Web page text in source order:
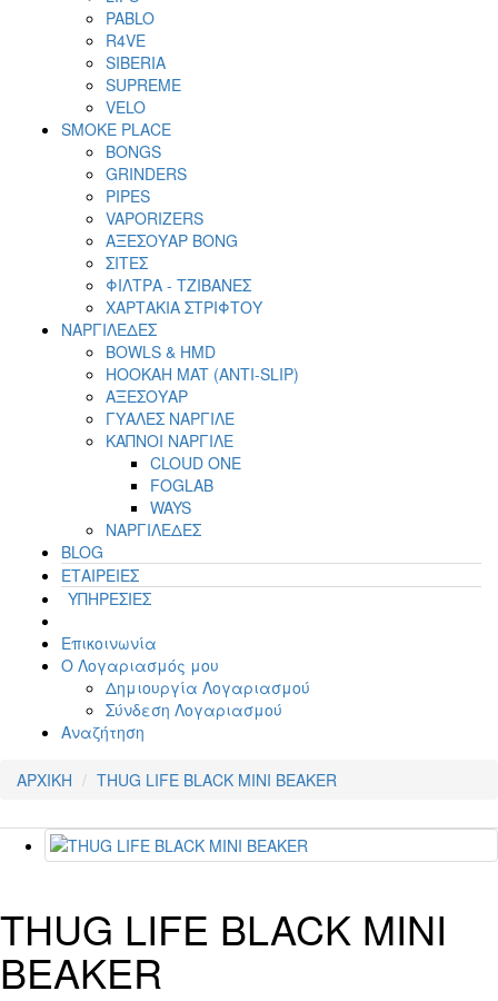
PABLO
R4VE
SIBERIA
SUPREME
VELO
SMOKE PLACE
BONGS
GRINDERS
PIPES
VAPORIZERS
ΑΞΕΣΟΥΑΡ BONG
ΣΙΤΕΣ
ΦΙΛΤΡΑ - ΤΖΙΒΑΝΕΣ
ΧΑΡΤΑΚΙΑ ΣΤΡΙΦΤΟΥ
ΝΑΡΓΙΛΕΔΕΣ
BOWLS & HMD
HOOKAH MAT (ANTI-SLIP)
ΑΞΕΣΟΥΑΡ
ΓΥΑΛΕΣ ΝΑΡΓΙΛΕ
ΚΑΠΝΟΙ ΝΑΡΓΙΛΕ
CLOUD ONE
FOGLAB
WAYS
ΝΑΡΓΙΛΕΔΕΣ
BLOG
ΕΤΑΙΡΕΙΕΣ
ΥΠΗΡΕΣΙΕΣ
Επικοινωνία
Ο Λογαριασμός μου
Δημιουργία Λογαριασμού
Σύνδεση Λογαριασμού
Αναζήτηση
ΑΡΧΙΚΗ THUG LIFE BLACK MINI BEAKER
THUG LIFE BLACK MINI
BEAKER